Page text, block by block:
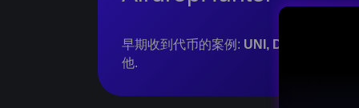
早期收到代币的案例: UNI, DYDX,
他.